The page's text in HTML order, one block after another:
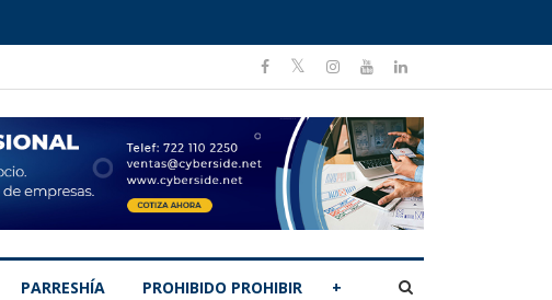
PARRESHÍA PROHIBIDO PROHIBIR +